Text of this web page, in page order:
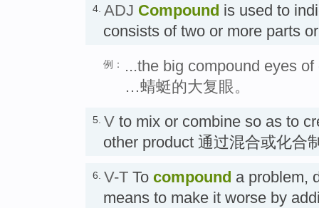
4. ADJ Compound is used to
consists of two or more parts
例：
...the big compound eyes
…蜻蜓的大复眼。
5. V to mix or combine so as to
other product 通过混合或化合
6. V-T To compound a problem,
means to make it worse by